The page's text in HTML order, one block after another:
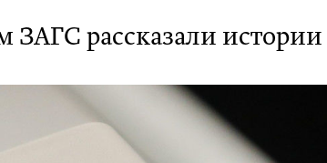
ЗАГС рассказали